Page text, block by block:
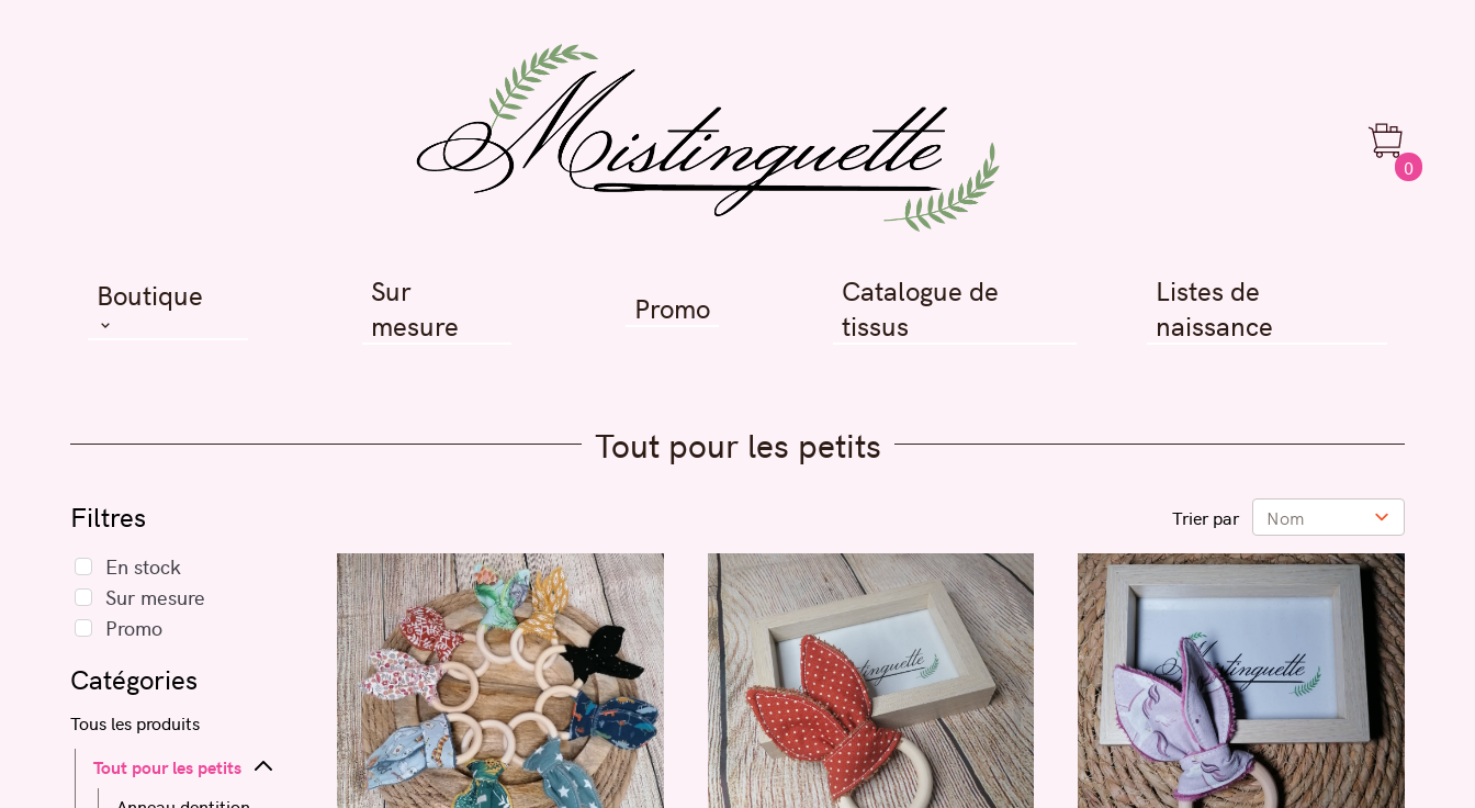
0
Boutique
Zéro déchet
Sur
mesure
Promo
Catalogue de
tissus
Listes de
naissance
Zéro déchet
Tout pour les petits
Filtres
En stock
Sur mesure
Promo
Catégories
Tous les produits
Tout pour les petits
Trier par